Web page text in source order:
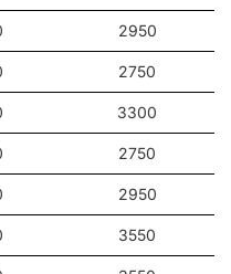
2950
2750
3300
2750
2950
3550